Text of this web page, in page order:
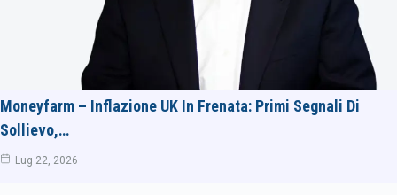
Moneyfarm – Inflazione UK In Frenata: Primi Segnali Di
Sollievo,…
Lug 22, 2026